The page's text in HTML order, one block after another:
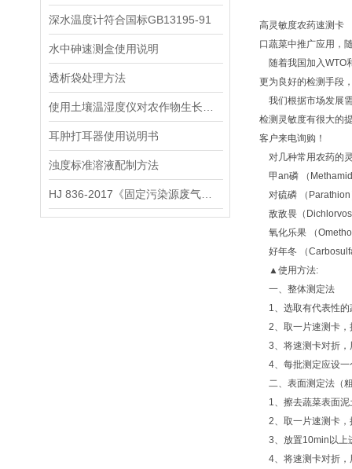
深水温度计符合国标GB13195-91
水中砷速测盒使用说明
透析袋处理方法
耳肿打耳器使用说明书
浊度标准溶液配制方法
高灵敏度农药速测卡
口蔬菜中推广应用，
随着我国加入WTO
更为良好的检测手段
我们根据市场发展
检测灵敏度有很大的
客户来电询购！
对几种常用农药的
甲an磷 （
对硫磷 （Parathion
敌敌畏（Dichlorvos
氧化乐果 （
好年冬 （
▲使用方法:
一、整体测定法
1、选取有代表性的
2、取一片速测卡，
3、将速测卡对折，
4、每批测定应设一
二、表面测定法（
1、擦去蔬菜表面泥
2、取一片速测卡，
3、放置10min以上
4、将速测卡对折，